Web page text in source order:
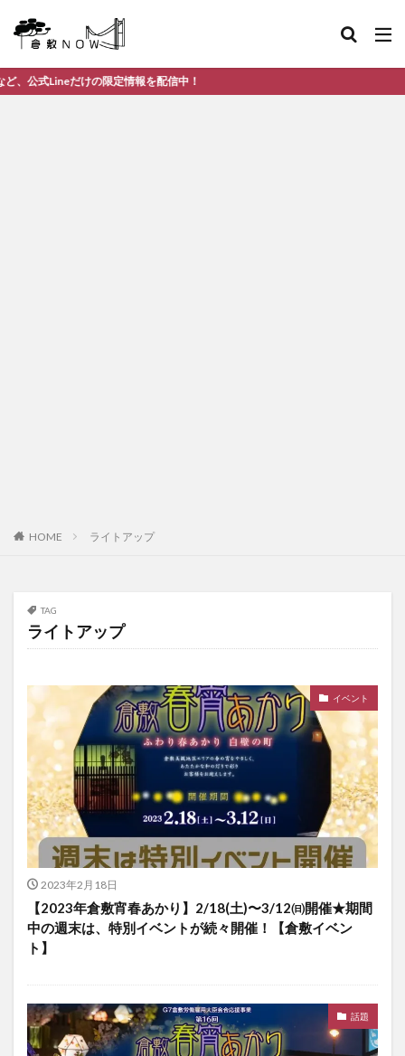
だけの限定情報を配信中！
HOME ライトアップ
TAG
ライトアップ
イベント
2023年2月18日
【2023年倉敷宵春あかり】2/18(土)〜3/12㈰開催★期間
中の週末は、特別イベントが続々開催！【倉敷イベン
ト】
話題